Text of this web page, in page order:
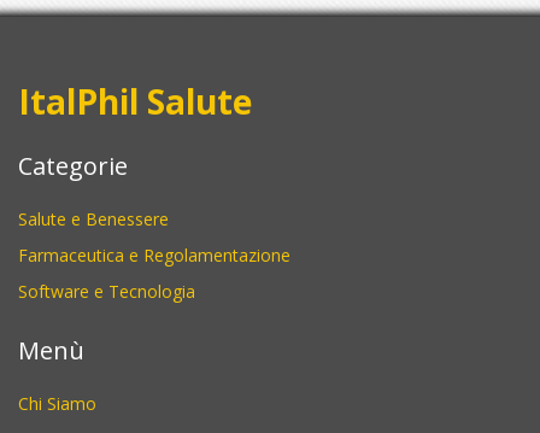
ItalPhil Salute
Categorie
Salute e Benessere
Farmaceutica e Regolamentazione
Software e Tecnologia
Menù
Chi Siamo